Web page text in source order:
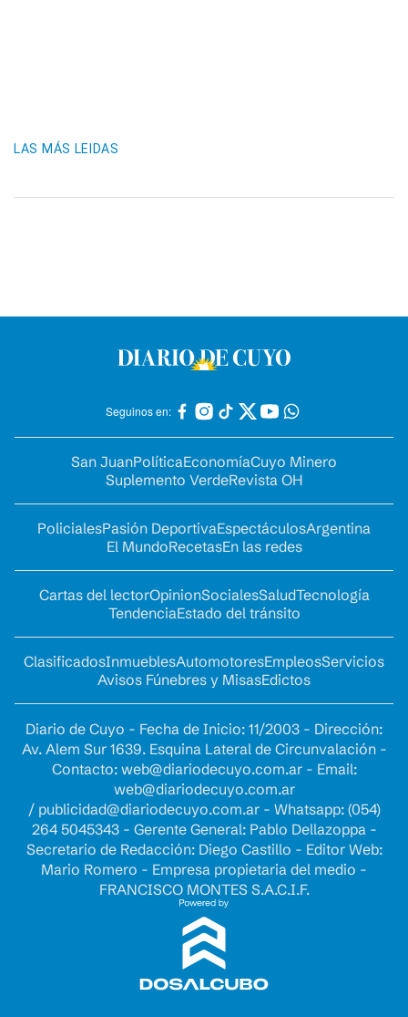
LAS MÁS LEIDAS
Seguinos en:
San JuanPolíticaEconomíaCuyo Minero
Suplemento VerdeRevista OH
PolicialesPasión DeportivaEspectáculosArgentina
El MundoRecetasEn las redes
Cartas del lectorOpinionSocialesSaludTecnología
TendenciaEstado del tránsito
ClasificadosInmueblesAutomotoresEmpleosServicios
Avisos Fúnebres y MisasEdictos
Diario de Cuyo - Fecha de Inicio: 11/2003 - Dirección:
Av. Alem Sur 1639. Esquina Lateral de Circunvalación -
Contacto: web@diariodecuyo.com.ar- Email:
web@diariodecuyo.com.ar
/ publicidad@diariodecuyo.com.ar- Whatsapp: (054)
264 5045343 - Gerente General: Pablo Dellazoppa -
Secretario de Redacción: Diego Castillo - Editor Web:
Mario Romero - Empresa propietaria del medio -
FRANCISCO MONTES S.A.C.I.F.